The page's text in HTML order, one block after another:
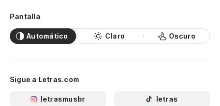
Pantalla
Automático Claro Oscuro
Sigue a Letras.com
letrasmusbr letras